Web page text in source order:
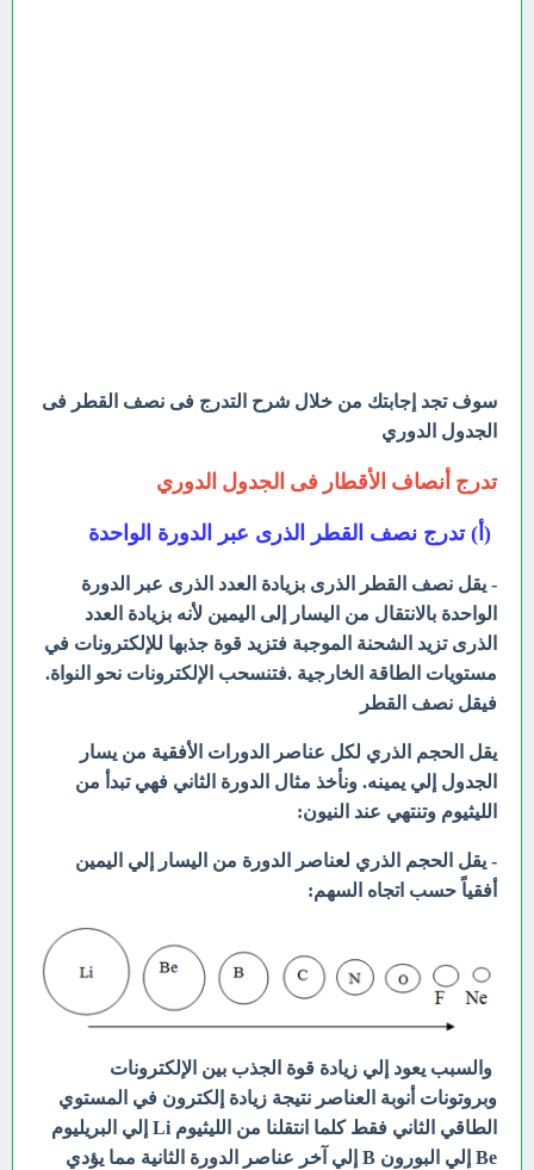
سوف تجد إجابتك من خلال شرح التدرج فى نصف القطر فى
الجدول الدوري
تدرج أنصاف الأقطار فى الجدول الدوري
(أ) تدرج نصف القطر الذرى عبر الدورة الواحدة
- يقل نصف القطر الذرى بزيادة العدد الذرى عبر الدورة
الواحدة بالانتقال من اليسار إلى اليمين لأنه بزيادة العدد
الذرى تزيد الشحنة الموجبة فتزيد قوة جذبها للإلكترونات في
مستويات الطاقة الخارجية .فتنسحب الإلكترونات نحو النواة.
فيقل نصف القطر
يقل الحجم الذري لكل عناصر الدورات الأفقية من يسار
الجدول إلي يمينه. ونأخذ مثال الدورة الثاني فهي تبدأ من
الليثيوم وتنتهي عند النيون:
- يقل الحجم الذري لعناصر الدورة من اليسار إلي اليمين
أفقياً حسب اتجاه السهم:
والسبب يعود إلي زيادة قوة الجذب بين الإلكترونات
وبروتونات أنوبة العناصر نتيجة زيادة إلكترون في المستوي
الطاقي الثاني فقط كلما انتقلنا من الليثيوم Li إلي البريليوم
Be إلي البورون B إلي آخر عناصر الدورة الثانية مما يؤدي